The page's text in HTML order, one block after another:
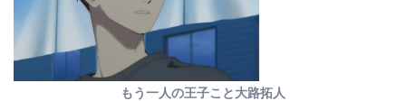
もう一人の王子こと大路拓人